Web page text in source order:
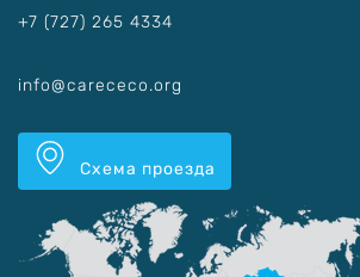
+7 (727) 265 4334
info@carececo.org
Схема проезда